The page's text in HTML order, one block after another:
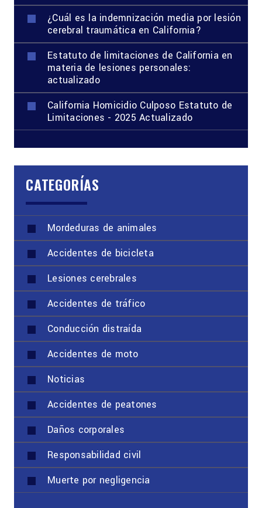
¿Cuál es la indemnización media por lesión
cerebral traumática en California?
Estatuto de limitaciones de California en
materia de lesiones personales:
actualizado
California Homicidio Culposo Estatuto de
Limitaciones - 2025 Actualizado
CATEGORÍAS
Mordeduras de animales
Accidentes de bicicleta
Lesiones cerebrales
Accidentes de tráfico
Conducción distraída
Accidentes de moto
Noticias
Accidentes de peatones
Daños corporales
Responsabilidad civil
Muerte por negligencia